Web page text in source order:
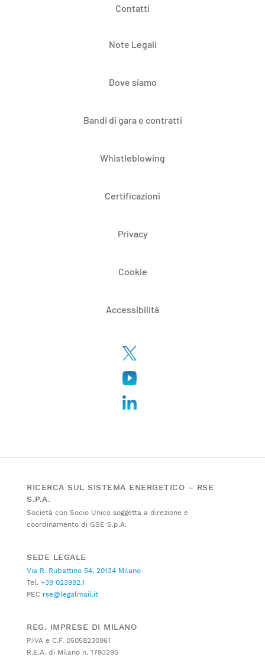
Contatti
Note Legali
Dove siamo
Bandi di gara e contratti
Whistleblowing
Certificazioni
Privacy
Cookie
Accessibilità
RICERCA SUL SISTEMA ENERGETICO – RSE
S.P.A.
Società con Socio Unico soggetta a direzione e
coordinamento di GSE S.p.A.
SEDE LEGALE
Via R. Rubattino 54, 20134 Milano
Tel. +39 023992.1
PEC rse@legalmail.it
REG. IMPRESE DI MILANO
P.IVA e C.F. 05058230961
R.E.A. di Milano n. 1793295